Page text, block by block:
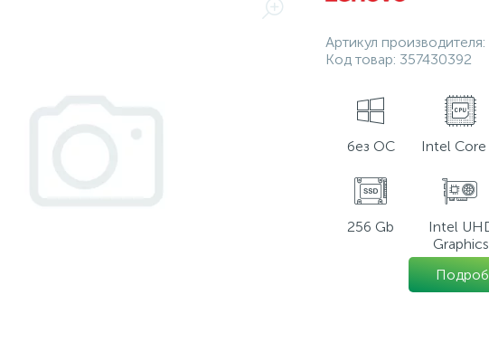
Артикул производителя:
Код товар: 357430392
без ОС Intel Core
256 Gb
Intel
Graphics